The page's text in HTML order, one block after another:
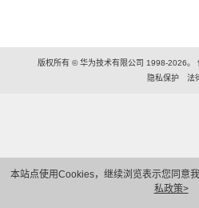
本站点使用Cookies，继续浏览表示您同意
私政策>
版权所有 © 华为技术有限公司 1998-2026
隐私保护
法